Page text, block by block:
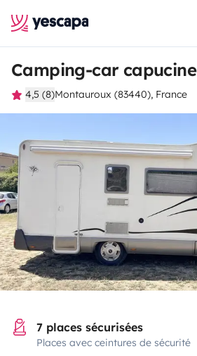
Camping-car capucine
4,5 (8)Montauroux (83440), France
7 places sécurisées
Places avec ceintures de sécurité